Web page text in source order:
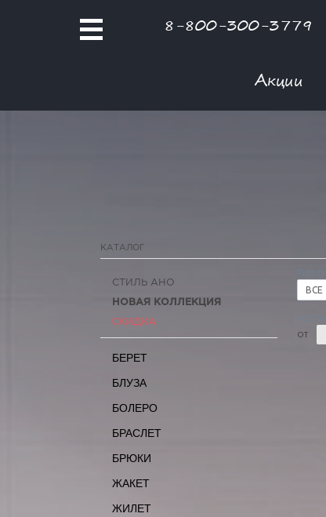
8-800-300-3779
Акции
КАТАЛОГ
ВСЕ
ОТ
СТИЛЬ АНО
НОВАЯ КОЛЛЕКЦИЯ
СКИДКА
БЕРЕТ
БЛУЗА
БОЛЕРО
БРАСЛЕТ
БРЮКИ
ЖАКЕТ
ЖИЛЕТ